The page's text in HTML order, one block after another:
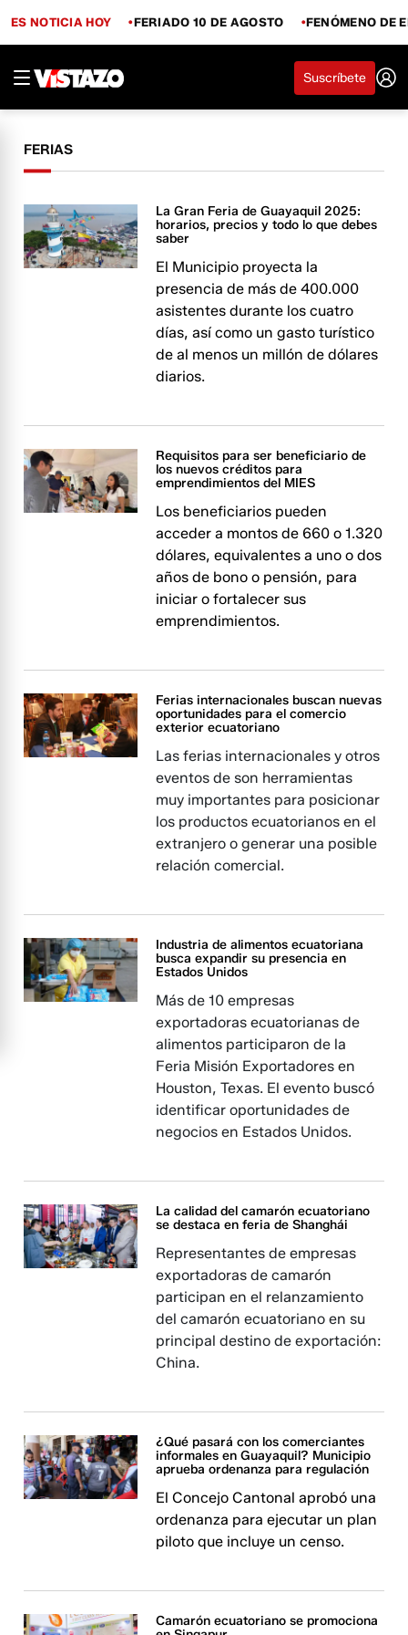
ES NOTICIA HOY FERIADO 10 DE AGOSTO FENÓMENO DE
Suscríbete
FERIAS
La Gran Feria de Guayaquil 2025:
horarios, precios y todo lo que debes
saber
El Municipio proyecta la
presencia de más de 400.000
asistentes durante los cuatro
días, así como un gasto turístico
de al menos un millón de dólares
diarios.
Requisitos para ser beneficiario de
los nuevos créditos para
emprendimientos del MIES
Los beneficiarios pueden
acceder a montos de 660 o 1.320
dólares, equivalentes a uno o dos
años de bono o pensión, para
iniciar o fortalecer sus
emprendimientos.
Ferias internacionales buscan nuevas
oportunidades para el comercio
exterior ecuatoriano
Las ferias internacionales y otros
eventos de son herramientas
muy importantes para posicionar
los productos ecuatorianos en el
extranjero o generar una posible
relación comercial.
Industria de alimentos ecuatoriana
busca expandir su presencia en
Estados Unidos
Más de 10 empresas
exportadoras ecuatorianas de
alimentos participaron de la
Feria Misión Exportadores en
Houston, Texas. El evento buscó
identificar oportunidades de
negocios en Estados Unidos.
La calidad del camarón ecuatoriano
se destaca en feria de Shanghái
Representantes de empresas
exportadoras de camarón
participan en el relanzamiento
del camarón ecuatoriano en su
principal destino de exportación:
China.
¿Qué pasará con los comerciantes
informales en Guayaquil? Municipio
aprueba ordenanza para regulación
El Concejo Cantonal aprobó una
ordenanza para ejecutar un plan
piloto que incluye un censo.
Camarón ecuatoriano se promociona